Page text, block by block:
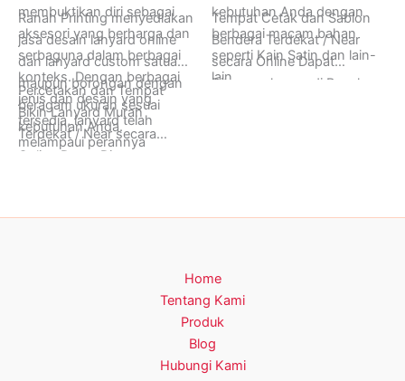
membuktikan diri sebagai
aksesori yang berharga dan
serbaguna dalam berbagai
konteks. Dengan berbagai
jenis dan desain yang
tersedia, lanyard telah
melampaui perannya
Ranah Printing menyediakan
jasa desain lanyard online
dan lanyard custom satuan
maupun borongan dengan
beragam ukuran sesuai
kebutuhan Anda.
Percetakan dan Tempat
Bikin Lanyard Murah
Terdekat / Near secara
Online Dapat Ditunggu
Senin sampai Minggu.
kebutuhan Anda dengan
berbagai macam bahan
seperti Kain Satin dan lain-
lain.
Tempat Cetak dan Sablon
Bendera Terdekat / Near
secara Online Dapat
Ditunggu hanya di Ranah
1616-9434.
Home
Tentang Kami
Produk
Blog
Hubungi Kami